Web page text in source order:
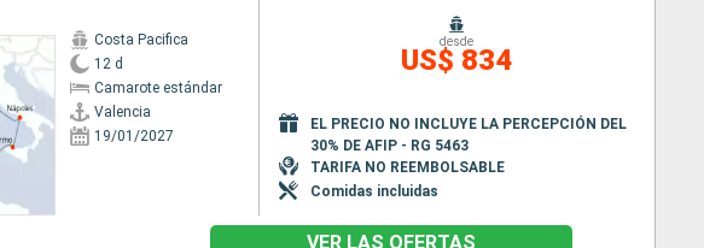
Costa Pacifica
12 d
Camarote estándar
Valencia
19/01/2027
desde
US$ 834
EL PRECIO NO INCLUYE LA PERCEPCIÓN DEL
30% DE AFIP - RG 5463
TARIFA NO REEMBOLSABLE
Comidas incluidas
VER LAS OFERTAS